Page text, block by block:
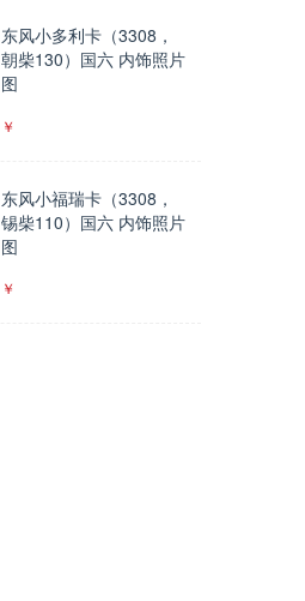
东风小多利卡（3308，
朝柴130）国六 内饰照片
图
东风小福瑞卡（3308，
锡柴110）国六 内饰照片
图